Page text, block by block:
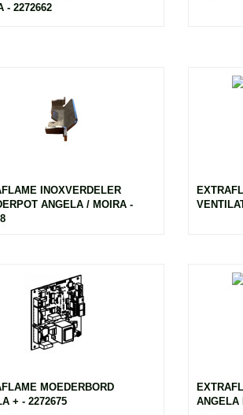
- 2272662
INOXVERDELER
ANGELA / MOIRA -
MOEDERBORD
+ - 2272675
ANGELA